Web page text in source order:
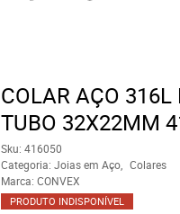
COLAR AÇO 316L
TUBO 32X22MM
Sku: 416050
Categoria: Joias em Aço
Colares
Marca: CONVEX
PRODUTO INDISPONÍVEL